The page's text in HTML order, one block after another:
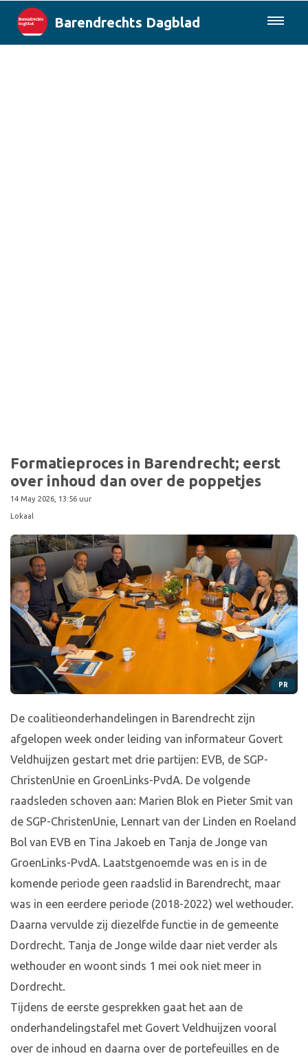
Barendrechts Dagblad
Formatieproces in Barendrecht; eerst
over inhoud dan over de poppetjes
14 May 2026, 13:56 uur
Lokaal
PR
De coalitieonderhandelingen in Barendrecht zijn
afgelopen week onder leiding van informateur Govert
Veldhuijzen gestart met drie partijen: EVB, de SGP-
ChristenUnie en GroenLinks-PvdA. De volgende
raadsleden schoven aan: Marien Blok en Pieter Smit van
de SGP-ChristenUnie, Lennart van der Linden en Roeland
Bol van EVB en Tina Jakoeb en Tanja de Jonge van
GroenLinks-PvdA. Laatstgenoemde was en is in de
komende periode geen raadslid in Barendrecht, maar
was in een eerdere periode (2018-2022) wel wethouder.
Daarna vervulde zij diezelfde functie in de gemeente
Dordrecht. Tanja de Jonge wilde daar niet verder als
wethouder en woont sinds 1 mei ook niet meer in
Dordrecht.
Tijdens de eerste gesprekken gaat het aan de
onderhandelingstafel met Govert Veldhuijzen vooral
over de inhoud en daarna over de portefeuilles en de